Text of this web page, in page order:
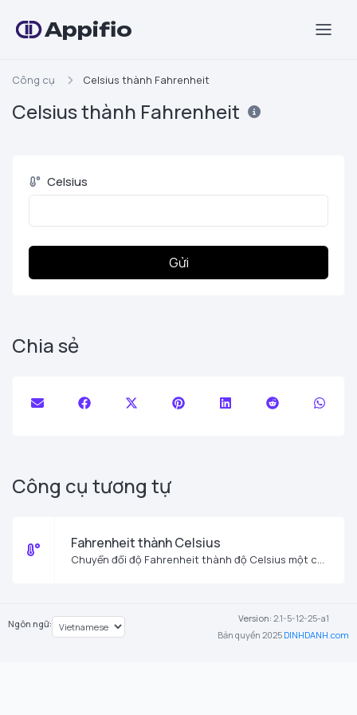
Appifio
Công cụ Celsius thành Fahrenheit
Celsius thành Fahrenheit
Celsius
Gửi
Chia sẻ
Công cụ tương tự
Fahrenheit thành Celsius
Ngôn ngữ: Version: 2.1-5-12-25-a1
Bản quyền 2025 DINHDANH.com